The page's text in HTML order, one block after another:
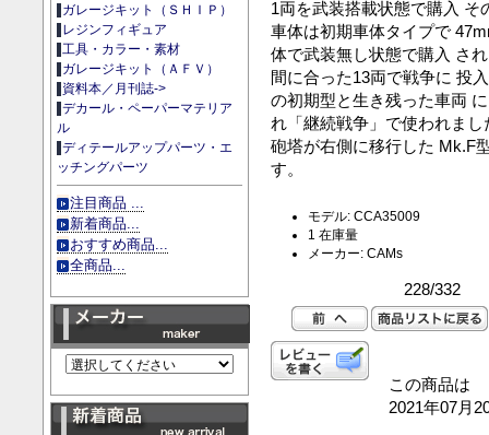
ガレージキット（ＳＨＩＰ）
レジンフィギュア
工具・カラー・素材
ガレージキット（ＡＦＶ）
資料本／月刊誌->
デカール・ペーパーマテリア
ル
ディテールアップパーツ・エ
ッチングパーツ
注目商品 ...
新着商品...
おすすめ商品...
全商品...
1両を武装搭載状態で購入 そ
車体は初期車体タイプで
体で武装無し状態で購入 さ
間に合った13両で戦争に 投
の初期型と生き残った車両
れ「継続戦争」で使われま
砲塔が右側に移行した Mk.F
す。
モデル: CCA35009
1 在庫量
メーカー: CAMs
228/332
この商品は
2021年07月